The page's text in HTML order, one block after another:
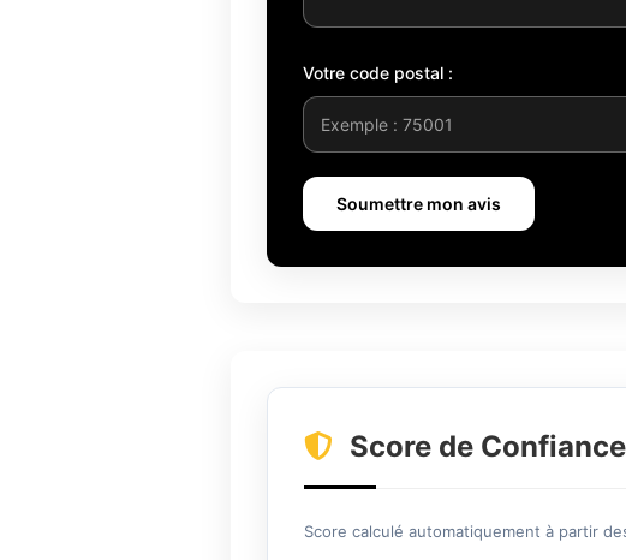
Votre code postal :
Soumettre mon avis
Score de
Score calculé automatiquement à partir